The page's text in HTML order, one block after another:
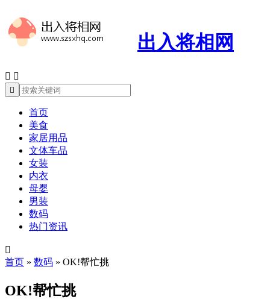
出入将相网
 

首页
美食
家居用品
文体车品
女装
内衣
母婴
男装
数码
热门资讯

首页 » 数码 » OK!帮忙挑
OK!帮忙挑